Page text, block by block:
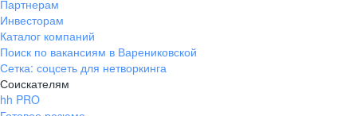
Партнерам
Инвесторам
Каталог компаний
Поиск по вакансиям в Варениковской
Сетка: соцсеть для нетворкинга
Соискателям
hh PRO